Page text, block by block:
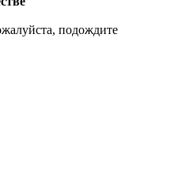
подождите